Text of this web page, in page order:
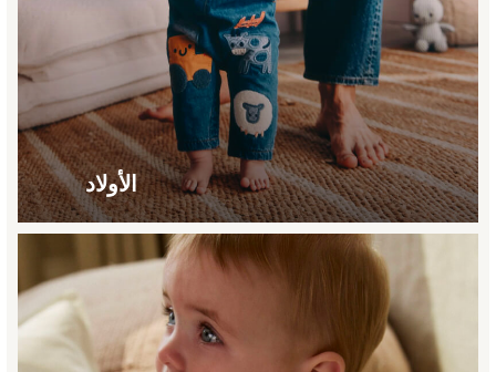
Angel & Rocket
B by Ted Baker
Baker by Ted Baker
Boden
Lipsy
Love & Roses
Mint Velvet
Monsoon
River Island
Eid Holiday Collection
GIRLS
New In
New In from Next
0-2 years
الأولاد